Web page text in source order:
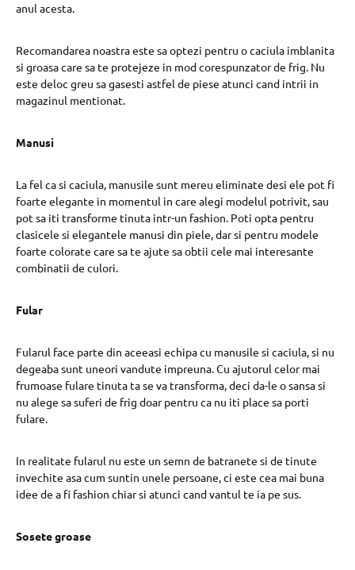
anul acesta.
Recomandarea noastra este sa optezi pentru o caciula imblanita
si groasa care sa te protejeze in mod corespunzator de frig. Nu
este deloc greu sa gasesti astfel de piese atunci cand intrii in
magazinul mentionat.
Manusi
La fel ca si caciula, manusile sunt mereu eliminate desi ele pot fi
foarte elegante in momentul in care alegi modelul potrivit, sau
pot sa iti transforme tinuta intr-un fashion. Poti opta pentru
clasicele si elegantele manusi din piele, dar si pentru modele
foarte colorate care sa te ajute sa obtii cele mai interesante
combinatii de culori.
Fular
Fularul face parte din aceeasi echipa cu manusile si caciula, si nu
degeaba sunt uneori vandute impreuna. Cu ajutorul celor mai
frumoase fulare tinuta ta se va transforma, deci da-le o sansa si
nu alege sa suferi de frig doar pentru ca nu iti place sa porti
fulare.
In realitate fularul nu este un semn de batranete si de tinute
invechite asa cum suntin unele persoane, ci este cea mai buna
idee de a fi fashion chiar si atunci cand vantul te ia pe sus.
Sosete groase